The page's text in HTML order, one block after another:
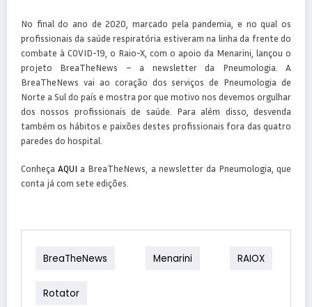
No final do ano de 2020, marcado pela pandemia, e no qual os
profissionais da saúde respiratória estiveram na linha da frente do
combate à COVID-19, o Raio-X , com o apoio da Menarini , lançou o
projeto BreaTheNews – a newsletter da Pneumologia. A
BreaTheNews vai ao coração dos serviços de Pneumologia de
Norte a Sul do país e mostra por que motivo nos devemos orgulhar
dos nossos profissionais de saúde. Para além disso, desvenda
também os hábitos e paixões destes profissionais fora das quatro
paredes do hospital.
ConheçaAQUI a BreaTheNews, a newsletter da Pneumologia, que
conta já com sete edições.
BreaTheNews Menarini RAIOX
Rotator